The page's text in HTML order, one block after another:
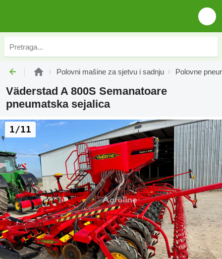
Polovni mašine za sjetvu i sadnju Polovne
Väderstad A 800S Semanatoare
pneumatska sejalica
1/11